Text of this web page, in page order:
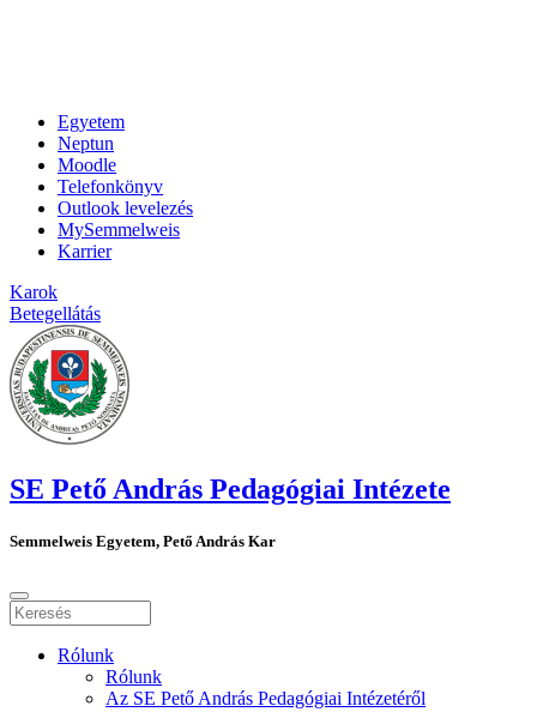
Egyetem
Neptun
Moodle
Telefonkönyv
Outlook levelezés
MySemmelweis
Karrier
Karok
Betegellátás
SE Pető András Pedagógiai Intézete
Semmelweis Egyetem, Pető András Kar
Rólunk
Rólunk
Az SE Pető András Pedagógiai Intézetéről